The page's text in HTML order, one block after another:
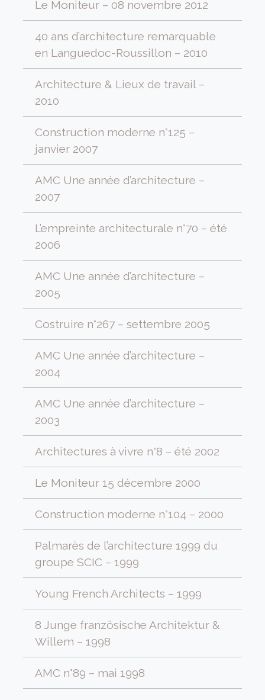
Le Moniteur – 08 novembre 2012
40 ans d’architecture remarquable
en Languedoc-Roussillon – 2010
Architecture & Lieux de travail –
2010
Construction moderne n°125 –
janvier 2007
AMC Une année d’architecture –
2007
L’empreinte architecturale n°70 – été
2006
AMC Une année d’architecture –
2005
Costruire n°267 – settembre 2005
AMC Une année d’architecture –
2004
AMC Une année d’architecture –
2003
Architectures à vivre n°8 – été 2002
Le Moniteur 15 décembre 2000
Construction moderne n°104 – 2000
Palmarès de l’architecture 1999 du
groupe SCIC – 1999
Young French Architects – 1999
8 Junge französische Architektur &
Willem – 1998
AMC n°89 – mai 1998